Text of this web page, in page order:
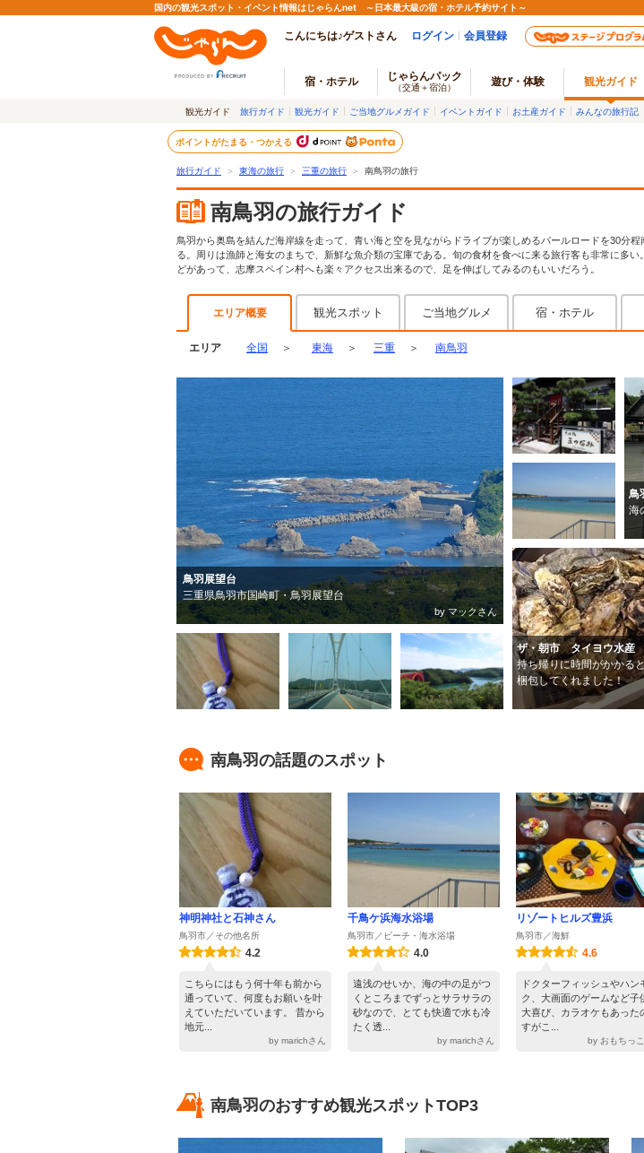
国内の観光スポット・イベント情報はじゃらんnet ～日本最大級の宿・ホテル予約サイト～
こんにちは♪ゲストさん ログイン 会員登録
宿・ホテル じゃらんパック
（交通＋宿泊） 遊び・体験 観光ガイド
観光ガイド 旅行ガイド 観光ガイド ご当地グルメガイド イベントガイド お土産ガイド みんなの旅行記
ポイントがたまる・つかえる
旅行ガイド ＞ 東海の旅行 ＞ 三重の旅行 ＞ 南鳥羽の旅行
南鳥羽の旅行ガイド
鳥羽から奥島を結んだ海岸線を走って、青い海と空を見ながらドライブが楽しめるパールロードを30分
る。周りは漁師と海女のまちで、新鮮な魚介類の宝庫である。旬の食材を食べに来る旅行客も非常に多
どがあって、志摩スペイン村へも楽々アクセス出来るので、足を伸ばしてみるのもいいだろう。
エリア概要 観光スポット ご当地グルメ 宿・ホテル
エリア 全国 ＞ 東海 ＞ 三重 ＞ 南鳥羽
鳥羽展望台
三重県鳥羽市国崎町・鳥羽展望台
by マックさん
鳥
海
ザ・朝市 タイヨウ水産
持ち帰りに時間がかかる
梱包してくれました！
南鳥羽の話題のスポット
神明神社と石神さん
鳥羽市／その他名所
4.2
こちらにはもう何十年も前から
通っていて、何度もお願いを叶
えていただいています。 昔から
地元...
by marichさん
千鳥ケ浜海水浴場
鳥羽市／ビーチ・海水浴場
4.0
遠浅のせいか、海の中の足がつ
くところまでずっとサラサラの
砂なので、とても快適で水も冷
たく透...
by marichさん
リゾートヒルズ豊浜
鳥羽市／海鮮
4.6
ドクターフィッシュやハン
ク、大画面のゲームなど子
大喜び、カラオケもあった
すがこ...
by おもちっこ
南鳥羽のおすすめ観光スポットTOP3